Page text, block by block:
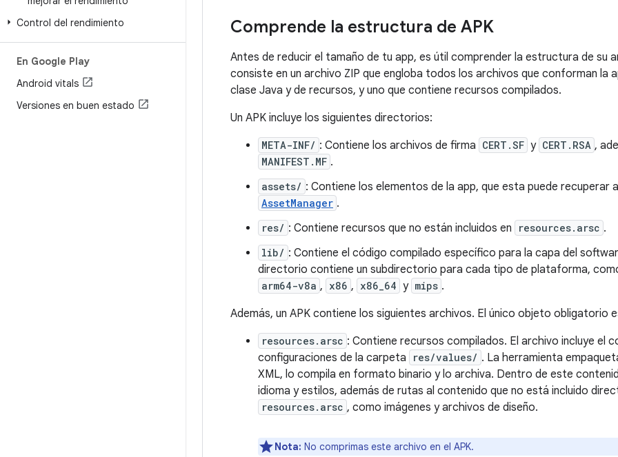
Control del rendimiento
En Google Play
Android vitals
Versiones en buen estado
Comprende la estructura de APK
Antes de reducir el tamaño de tu app, es útil comprender la estructura de su
consiste en un archivo ZIP que engloba todos los archivos que conforman la
clase Java y de recursos, y uno que contiene recursos compilados.
Un APK incluye los siguientes directorios:
META-INF/ : Contiene los archivos de firma CERT.SF y CERT.RSA ,
MANIFEST.MF .
assets/ : Contiene los elementos de la app, que esta puede recuperar
AssetManager .
res/ : Contiene recursos que no están incluidos en resources.arsc .
lib/ : Contiene el código compilado específico para la capa del
directorio contiene un subdirectorio para cada tipo de plataforma,
arm64-v8a , x86 , x86_64 y mips .
Además, un APK contiene los siguientes archivos. El único objeto obligatorio
resources.arsc : Contiene recursos compilados. El archivo incluye el
configuraciones de la carpeta
res/values/ . La herramienta
XML, lo compila en formato binario y lo archiva. Dentro de este
idioma y estilos, además de rutas al contenido que no está incluido
resources.arsc , como imágenes y archivos de diseño.
Nota: No comprimas este archivo en el APK.